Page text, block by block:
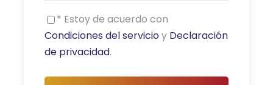
* Estoy de acuerdo con
Condiciones del servicioy Declaración
de privacidad.